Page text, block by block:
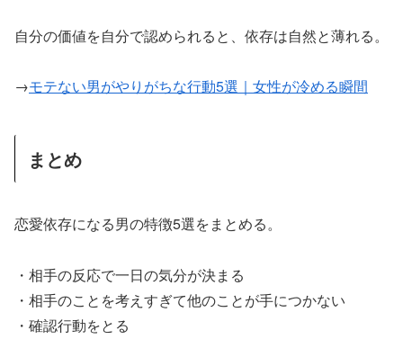
自分の価値を自分で認められると、依存は自然と薄れる。
→モテない男がやりがちな行動5選｜女性が冷める瞬間
まとめ
恋愛依存になる男の特徴5選をまとめる。
・相手の反応で一日の気分が決まる
・相手のことを考えすぎて他のことが手につかない
・確認行動をとる